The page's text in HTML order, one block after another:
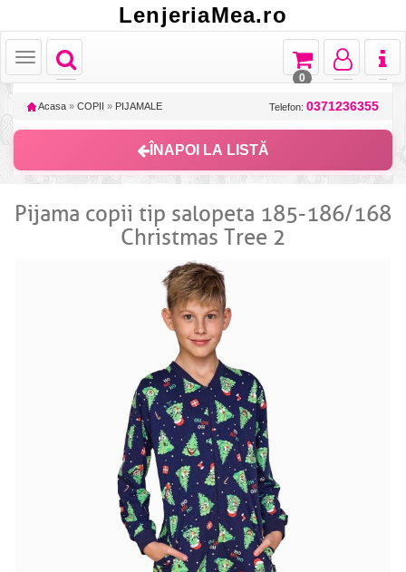
LenjeriaMea.ro
Toggle
navigation
Toggle
Toggle
navigation
Toggle
navigation
Toggle
navigation
0
Acasa » COPII » PIJAMALE Telefon: 0371236355
ÎNAPOI LA LISTĂ
Pijama copii tip salopeta 185-186/168
Christmas Tree 2